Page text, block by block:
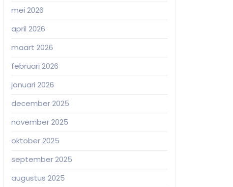
mei 2026
april 2026
maart 2026
februari 2026
januari 2026
december 2025
november 2025
oktober 2025
september 2025
augustus 2025